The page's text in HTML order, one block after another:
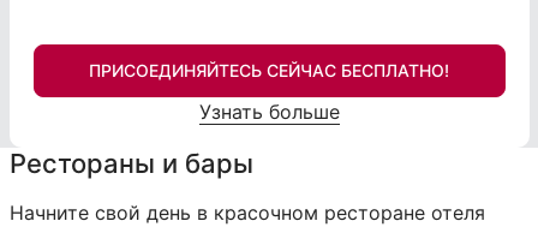
ПРИСОЕДИНЯЙТЕСЬ СЕЙЧАС БЕСПЛАТНО!
Узнать больше
Рестораны и бары
Начните свой день в красочном ресторане отеля